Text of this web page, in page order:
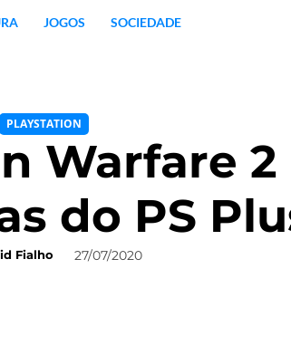
JOGOS SOCIEDADE
PLAYSTATION
Warfare 2
do PS
Fialho 27/07/2020